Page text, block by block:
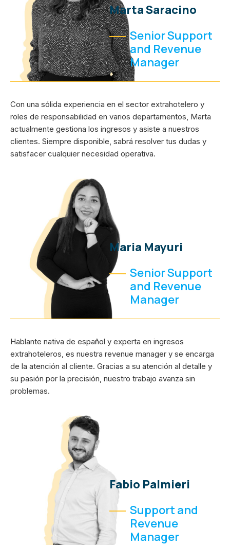
Marta Saracino
Senior Support
and Revenue
Manager
Con una sólida experiencia en el sector extrahotelero y
roles de responsabilidad en varios departamentos, Marta
actualmente gestiona los ingresos y asiste a nuestros
clientes. Siempre disponible, sabrá resolver tus dudas y
satisfacer cualquier necesidad operativa.
Maria Mayuri
Senior Support
and Revenue
Manager
Hablante nativa de español y experta en ingresos
extrahoteleros, es nuestra revenue manager y se encarga
de la atención al cliente. Gracias a su atención al detalle y
su pasión por la precisión, nuestro trabajo avanza sin
problemas.
Fabio Palmieri
Support and
Revenue
Manager